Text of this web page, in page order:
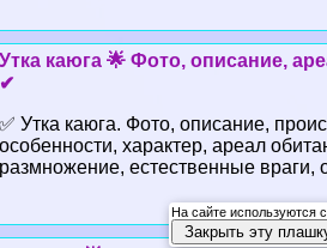
Утка каюга 🌟 Фото, описание,
✔
✅ Утка каюга. Фото, описание,
особенности, хаpaктер, ареал
размножение, естественные враги,
На сайте используются
Закрыть эту